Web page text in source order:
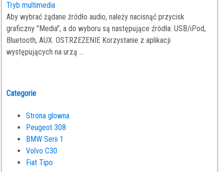
Tryb multimedia
Aby wybrać żądane źródło audio, należy nacisnąć przycisk
graficzny "Media", a do wyboru są następujące źródła: USB/iPod,
Bluetooth, AUX. OSTRZEŻENIE Korzystanie z aplikacji
występujących na urzą ...
Categorie
Strona glowna
Peugeot 308
BMW Serii 1
Volvo C30
Fiat Tipo